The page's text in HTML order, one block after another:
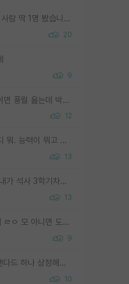
서성한 박사로 교수 된 사람 딱 1명 봤습니다. 근데 지방대 박사로 교수된 거는 기적이 일어나야되요. 서성한 학부부터여도 빡센게 교수임용일텐데 지방대박사로 무슨 교수가 되나요...... 중소기업/중견기업 팀장급/연구소장급이나 될거 같네요.
20
9
서당개 개 ㅅㄲ도 3년이면 풍월 읊는데 박사 5년 이상 대리고 있으면서 물된건 교수 탓 맞는ㄱ게 거기가 서당이 아니란 소리임
12
능력없는박사 란 말이지 뭐. 능력이 뭐고 능력이 있다는게 뭔지는 사람마다 기준이 다르니까 얘기해봐야 서로 자기 기준만 얘기해서 논쟁이 끝이 안나고. 주위에서 능력있고 야심있는 신입생이 교수가 유의미한 피드백을 아예 안주면서 제대로된 과제에 참여해볼 기회도 제공하지 않고 잡일 뺑뺑이만 돌려서 맨날 단순작업만 하면서 밤새다가 눈빛이 점점 죽어가는걸 본 사람은 물박사는 교수탓이라고 하고, 교수는 이것저것 알려도 주고 기회도 주고 사수 동기 붙여주면서 어떻게든 끌고가려고 하는데 본인이 매일 뺀질거리면서 출근 하는둥마는둥 하다가 기껏 와서도 폰이나 쳐다보다가 실험 망치고 저녁약속있어서 먼저 가볼게요~ 하는걸 본 사람은 물박사는 본인탓이라고 함.
13
가지마라. 신생랩이고 내가 석사 3학기차인데 최고참인데 나도 아무것도 모르는데 교수가 후배들 왜 논문 교육 안시키냐. 논문 왜 안 써오냐 닦달한다
13
신생랩+젊은 교수 이게 ㄹㅇ 모 아니면 도인듯.
9
ML 대부분이 골드 스탠다드 하나 상정해놓고 (벤치마크 데이터셋이 여러 개면 여러 개 상정) 그거 얼마나 잘 맞추나 싸움임 가끔 번뜩이는 설계 철학을 보여주는 논문들도 있지만 대부분 그거 성적 얼마나 더 올리느라에 혈안이 되어 있는 측면이 잇음
10